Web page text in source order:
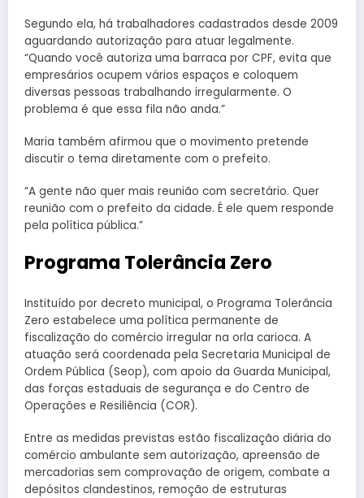
Segundo ela, há trabalhadores cadastrados desde 2009
aguardando autorização para atuar legalmente.
“Quando você autoriza uma barraca por CPF, evita que
empresários ocupem vários espaços e coloquem
diversas pessoas trabalhando irregularmente. O
problema é que essa fila não anda.”
Maria também afirmou que o movimento pretende
discutir o tema diretamente com o prefeito.
“A gente não quer mais reunião com secretário. Quer
reunião com o prefeito da cidade. É ele quem responde
pela política pública.”
Programa Tolerância Zero
Instituído por decreto municipal, o Programa Tolerância
Zero estabelece uma política permanente de
fiscalização do comércio irregular na orla carioca. A
atuação será coordenada pela Secretaria Municipal de
Ordem Pública (Seop), com apoio da Guarda Municipal,
das forças estaduais de segurança e do Centro de
Operações e Resiliência (COR).
Entre as medidas previstas estão fiscalização diária do
comércio ambulante sem autorização, apreensão de
mercadorias sem comprovação de origem, combate a
depósitos clandestinos, remoção de estruturas